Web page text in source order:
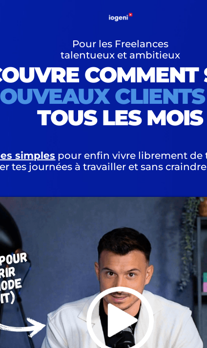
Pour les Freelances
talentueux et ambitieux
COMMENT
TOUS LES MOIS
simples pour enfin vivre librement de
tes journées à travailler et sans